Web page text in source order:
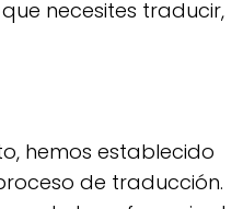
necesites traducir,
hemos establecido
de traducción.